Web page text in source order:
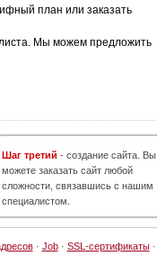
план или заказать
Мы можем предложить
Шаг третий - создание сайта. Вы
можете заказать сайт любой
сложности, связавшись с нашим
специалистом.
· Job· SSL-сертификаты·